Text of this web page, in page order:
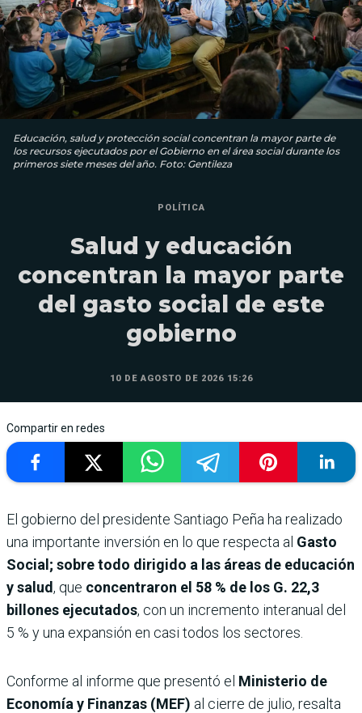
Educación, salud y protección social concentran la mayor parte de
los recursos ejecutados por el Gobierno en el área social durante los
primeros siete meses del año. Foto: Gentileza
POLÍTICA
Salud y educación
concentran la mayor parte
del gasto social de este
gobierno
10 DE AGOSTO DE 2026 15:26
Compartir en redes
El gobierno del presidente Santiago Peña ha realizado
una importante inversión en lo que respecta al Gasto
Social; sobre todo dirigido a las áreas de educación
y salud, que concentraron el 58 % de los G. 22,3
billones ejecutados, con un incremento interanual del
5 % y una expansión en casi todos los sectores.
Conforme al informe que presentó el Ministerio de
Economía y Finanzas (MEF) al cierre de julio, resalta